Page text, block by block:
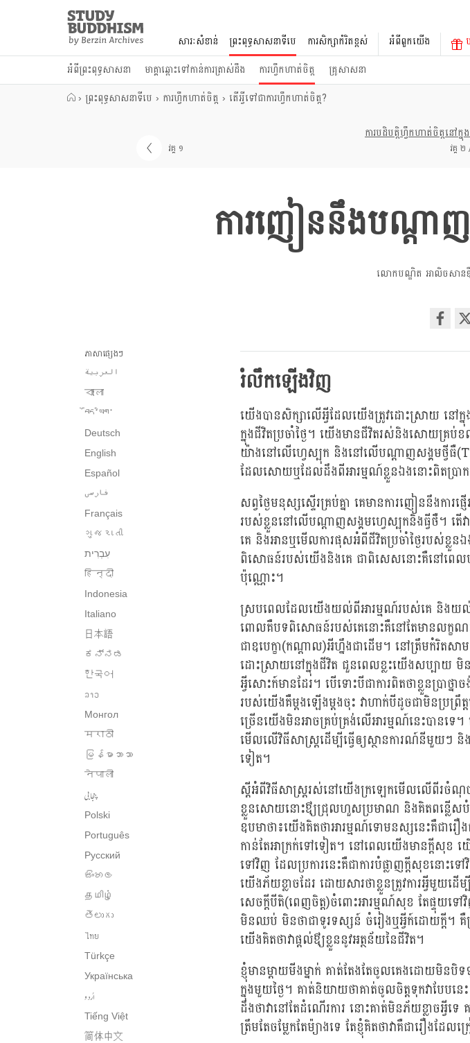
Study
Buddhism
Home
សារៈសំខាន់
ព្រះពុទ្ធសាសនាទីបេ
អំពីព្រះពុទ្ធសាសនា
មាគ្គាឆ្ពោះទៅកាន់ការត្រាស់ដឹង ការហ្វឹកហាត់ចិត្ត គ្រូសាសនា
ការសិក្សាកំរិតខ្ពស់ អំពីពួកយើង
› ព្រះពុទ្ធសាសនាទីបេ › ការហ្វឹកហាត់ចិត្ត › តើអ្វីទៅជាការហ្វឹកហាត់ចិត្ត?
វគ្គ ១
ការបដិបត្តិហ្វឹកហាត់ចិត្តនៅក្នុ
វគ្គ
ការញៀននឹងបណ្តាញ
លោកបណ្ឌិត អាលិចសាន
on
ភាសាផ្សេងៗ
العربية
বাংলা
བོད་ཡིག་
Deutsch
English
Español
فارسی
Français
ગુજરાતી
हिन्दी
Indonesia
Italiano
日本語
ಕನ್ನಡ
한국어
ລາວ
Монгол
मराठी
မြန်မာဘာသာ
नेपाली
پنجابی
Polski
Português
Русский
සිංහල
தமிழ்
తెలుగు
ไทย
Türkçe
Українська
اُردو
Tiếng Việt
简体中文
រំលឹកឡើងវិញ
យើងបានសិក្សាលើអ្វីដែលយើងត្រូវដោះស្រាយ នៅក្
ក្នុងជីវិតប្រចាំថ្ងៃ។ យើងមានជីវិតរស់និងសោយគ្រ
យ៉ាងនៅលើហ្វេស្បុក និងនៅលើបណ្តាញសង្គមថ្វីធឺ
ដែលសោយឬដែលដឹងពីអារម្មណ៍ខ្លួនឯងនោះពិតប្រា
សព្វថ្ងៃមនុស្សស្ទើរគ្រប់គ្នា គេមានការញៀននឹងកា
របស់ខ្លួននៅលើបណ្តាញសង្គមហ្វេស្បុកនិងធ្វីថឺ។ តើ
គេ និងអានឬមើលការផុសអំពីជីវិតប្រចាំថ្ងៃរបស់ខ្លួន
ពិសោធន៍របស់យើងនិងគេ ជាពិសេសនោះគឺនៅពេលប
ប៉ុណ្ណោះ។
ស្របពេលដែលយើងយល់ពីអារម្មណ៍របស់គេ និងយល់ពី
ពោលគឺបទពិសោធន៍របស់គេនោះគឺនៅតែមានលក្ខណ
ជាឧបេក្ខា(កណ្តាល)អីហ្នឹងជាដើម។ នៅត្រឹមកំរិតស
ដោះស្រាយនៅក្នុងជីវិត ជួនពេលខ្លះយើងសប្បាយ
អ្វីសោះក៍មានដែរ។ បើទោះបីជាការពិតថាខ្លួនប្រាថ្
របស់យើងគឺម្តងឡើងម្តងចុះ វាហាក់បីដូចជាមិនប្រព្រឹ
ច្រើនយើងមិនអាចគ្រប់គ្រង់លើអារម្មណ៍នេះបានទេ
មើលលើវិធីសាស្រ្តដើម្បីធ្វើឲ្យស្ថានការណ៍នីមួយៗ និ
ទៀត។
ស្តីអំពីវិធីសាស្រ្តរស់នៅយើងក្រឡេកមើលលើពីរចំ
ខ្លួនសោយនោះឳ្យជ្រុលហួសប្រមាណ និងគិតពន្លើស
ឧបមាថា៖យើងគិតថាអារម្មណ៍ទោមនស្សនេះគឺជារឿង
កាន់តែអាក្រក់ទៅទៀត។ នៅពេលយើងមានក្តីសុខ យើ
ទៅវិញ ដែលប្រការនេះគឺជាការបំផ្លាញក្តីសុខនោះ
យើងភ័យខ្លាចដែរ ដោយសារថាខ្លួនត្រូវការអ្វីមួយដើ
សេចក្តីបីតិ(ពេញចិត្ត)ចំពោះអារម្មណ៍សុខ តែផ្ទុយ
មិនឈប់ មិនថាជាទូរទស្សន៍ ចំរៀងឬអ្វីក៍ដោយក្តី។ គឺ
យើងគិតថាវាផ្តល់ឳ្យខ្លួននូវអត្ថន័យនៃជីវិត។
ខ្ញុំមានម្តាយមីងម្នាក់ គាត់តែងតែចូលគេងដោយមិ
ក្នុងមួយថ្ងៃ។ គាត់និយាយថាគាត់ចូលចិត្តទុកវាបែប
ដឹងថាវានៅតែដំណើរការ នោះគាត់មិនភ័យខ្លាចអ្វីទេ
ត្រឹមតែចម្លែកតែម៉្យាងទេ តែខ្ញុំគិតថាវាគឺជារឿងដែល